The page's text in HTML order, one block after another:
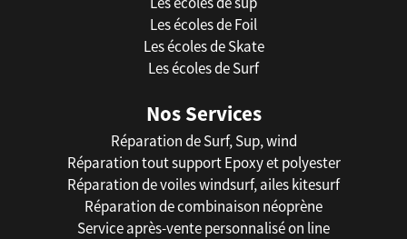
Les écoles de Foil
Les écoles de Skate
Les écoles de Surf
Nos Services
Réparation de Surf, Sup, wind
Réparation tout support Epoxy et polyester
Réparation de voiles windsurf, ailes kitesurf
Réparation de combinaison néoprène
Service après-vente personnalisé on line